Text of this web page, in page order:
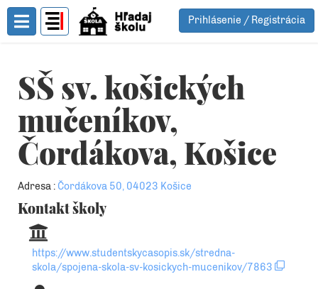
Toggle Menu
Prihlásenie / Registrácia
SŠ sv. košických
mučeníkov,
Čordákova, Košice
Adresa : Čordákova 50, 04023 Košice
Kontakt školy
https://www.studentskycasopis.sk/stredna-
skola/spojena-skola-sv-kosickych-mucenikov/7863